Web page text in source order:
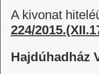
A kivonat
224/
Hajdúhadház